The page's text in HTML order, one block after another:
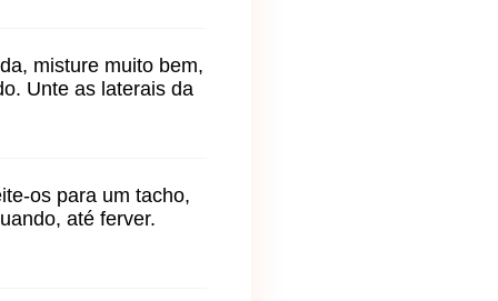
misture muito bem,
Unte as laterais da
os para um tacho,
até ferver.